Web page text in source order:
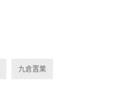
九倉置業